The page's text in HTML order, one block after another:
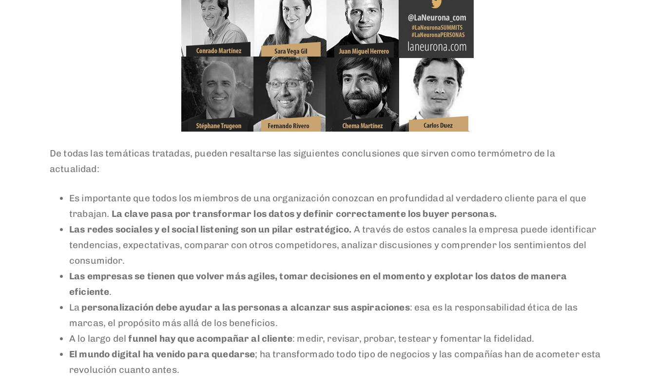
De todas las temáticas tratadas, pueden resaltarse las siguientes conclusiones que sirven como termómetro de la
actualidad:
Es importante que todos los miembros de una organización conozcan en profundidad al verdadero cliente para el que
trabajan. La clave pasa por transformar los datos y definir correctamente los buyer personas.
Las redes sociales y el social listening son un pilar estratégico. A través de estos canales la empresa puede identificar
tendencias, expectativas, comparar con otros competidores, analizar discusiones y comprender los sentimientos del
consumidor.
Las empresas se tienen que volver más agiles, tomar decisiones en el momento y explotar los datos de manera
eficiente.
La personalizacióndebe ayudar a las personas a alcanzar sus aspiraciones: esa es la responsabilidad ética de las
marcas, el propósito más allá de los beneficios.
A lo largo delfunnel hay que acompañar al cliente: medir, revisar, probar, testear y fomentar la fidelidad.
El mundo digital ha venido para quedarse; ha transformado todo tipo de negocios y las compañías han de acometer esta
revolución cuanto antes.